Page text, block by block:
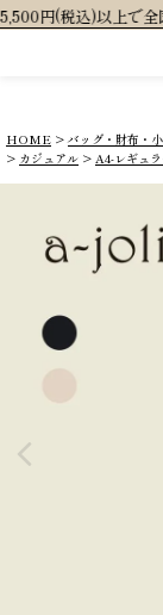
料 (※一部商品を除
HOME バッグ・財布・
カジュアル
A4-レギュ